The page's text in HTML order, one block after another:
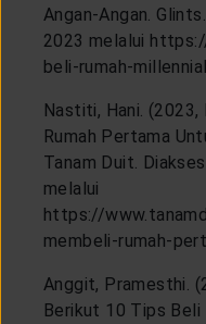
Angan-Angan.
2023 melalui
beli-rumah-
Nastiti, Hani.
Rumah Pertama
Tanam Duit.
melalui
https://
membeli-rumah-
Anggit, Pramesthi.
Berikut 10 Tips Beli